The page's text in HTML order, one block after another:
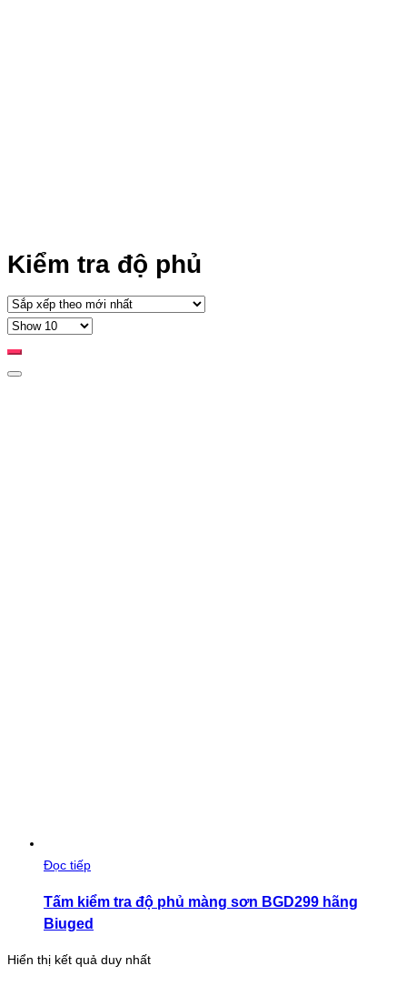
Kiểm tra độ phủ
Đọc tiếp
Tấm kiểm tra độ phủ màng sơn BGD299 hãng
Biuged
Hiển thị kết quả duy nhất